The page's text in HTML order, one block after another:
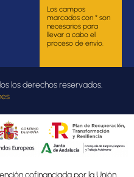
Los campos
marcados con * son
necesarios para
llevar a cabo el
proceso de envío.
los derechos reservados.
cofinanciada por la Unión